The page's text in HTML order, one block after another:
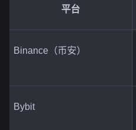
平台
Binance（币安）
Bybit